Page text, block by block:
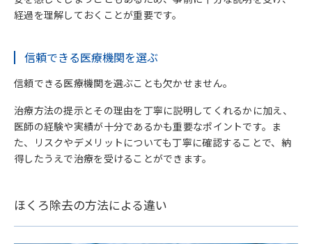
経過を理解しておくことが重要です。
信頼できる医療機関を選ぶ
信頼できる医療機関を選ぶことも欠かせません。
治療方法の提示とその理由を丁寧に説明してくれるかに加え、
医師の経験や実績が十分であるかも重要なポイントです。ま
た、リスクやデメリットについても丁寧に確認することで、納
得したうえで治療を受けることができます。
ほくろ除去の方法による違い